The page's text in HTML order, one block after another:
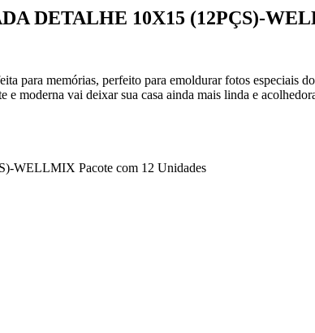
DETALHE 10X15 (12PÇS)-
para memórias, perfeito para emoldurar fotos especiais
e moderna vai deixar sua casa ainda mais linda e
WELLMIX Pacote com 12 Unidades